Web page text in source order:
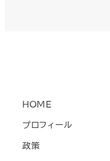
HOME
プロフィール
政策